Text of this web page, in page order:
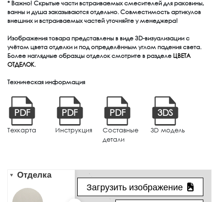
* Важно! Скрытые части встраиваемых смесителей для раковины,
ванны и душа заказываются отдельно. Совместимость артикулов
внешних и встраиваемых частей уточняйте у менеджера!
Изображения товара представлены в виде 3D-визуализации с
учётом цвета отделки и под определённым углом падения света.
Более наглядные образцы отделок смотрите в разделе ЦВЕТА
ОТДЕЛОК.
Техническая информация
PDF
Техкарта
PDF
Инструкция
PDF
Составные
детали
3DS
3D модель